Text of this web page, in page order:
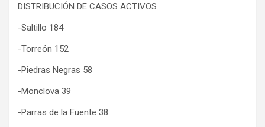
DISTRIBUCIÓN DE CASOS ACTIVOS
-Saltillo 184
-Torreón 152
-Piedras Negras 58
-Monclova 39
-Parras de la Fuente 38